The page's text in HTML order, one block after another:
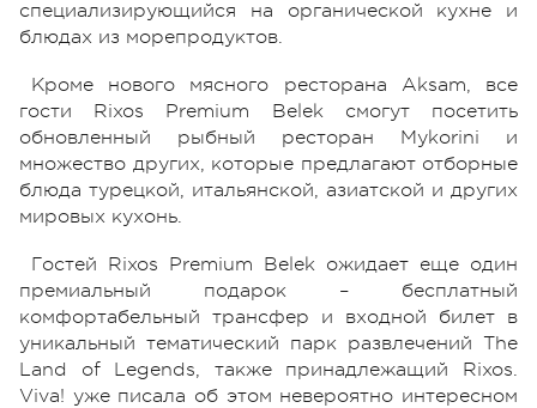
специализирующийся на органической кухне и
блюдах из морепродуктов.
Кроме нового мясного ресторана Aksam, все
гости Rixos Premium Belek смогут посетить
обновленный рыбный ресторан Mykorini и
множество других, которые предлагают отборные
блюда турецкой, итальянской, азиатской и других
мировых кухонь.
Гостей Rixos Premium Belek ожидает еще один
премиальный подарок – бесплатный
комфортабельный трансфер и входной билет в
уникальный тематический парк развлечений The
Land of Legends, также принадлежащий Rixos.
Viva! уже писала об этом невероятно интересном